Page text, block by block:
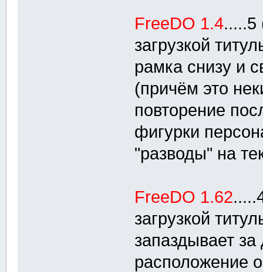
FreeDO 1.4.....5
загрузкой
рамка снизу и
(причём это
повторение
фигурки
"разводы" на
FreeDO 1.62
загрузкой
запаздывает
расположение